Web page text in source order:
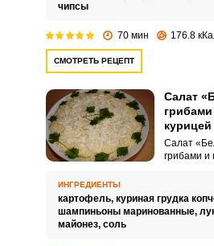
чипсы
70 мин 176.8
СМОТРЕТЬ РЕЦЕПТ
Салат
курицей
Салат
грибами и
подойдет
стола или
ИНГРЕДИЕНТЫ
картофель, куриная грудка
шампиньоны маринованные,
майонез, соль